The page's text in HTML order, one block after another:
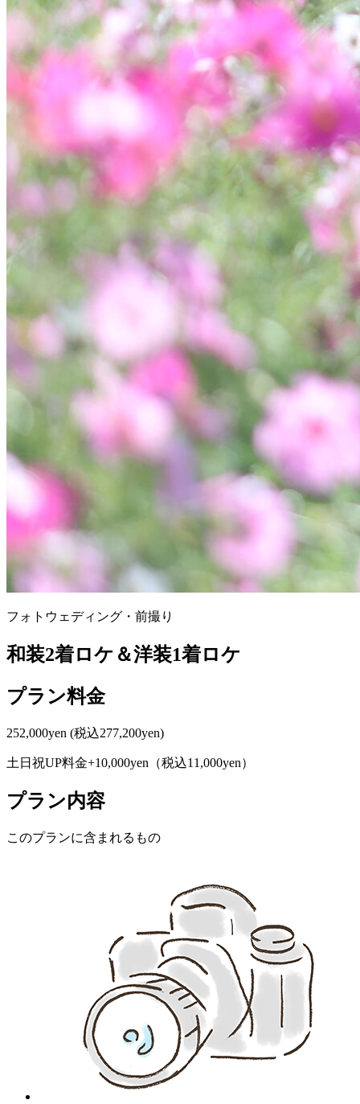
フォトウェディング・前撮り
和装2着ロケ＆洋装1着ロケ
プラン料金
252,000yen (税込277,200yen)
土日祝UP料金+10,000yen（税込11,000yen）
プラン内容
このプランに含まれるもの